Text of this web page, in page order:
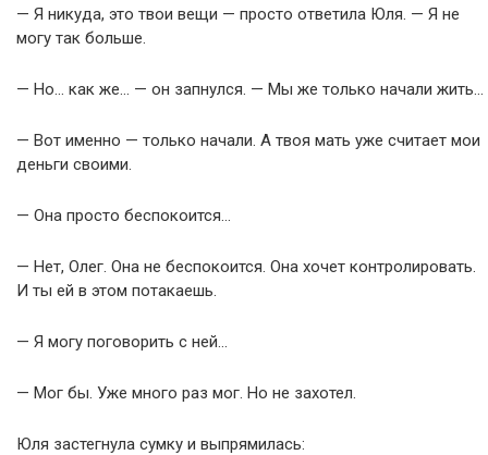
— Я никуда, это твои вещи — просто ответила Юля. — Я не
могу так больше.
— Но… как же… — он запнулся. — Мы же только начали жить…
— Вот именно — только начали. А твоя мать уже считает мои
деньги своими.
— Она просто беспокоится…
— Нет, Олег. Она не беспокоится. Она хочет контролировать.
И ты ей в этом потакаешь.
— Я могу поговорить с ней…
— Мог бы. Уже много раз мог. Но не захотел.
Юля застегнула сумку и выпрямилась: